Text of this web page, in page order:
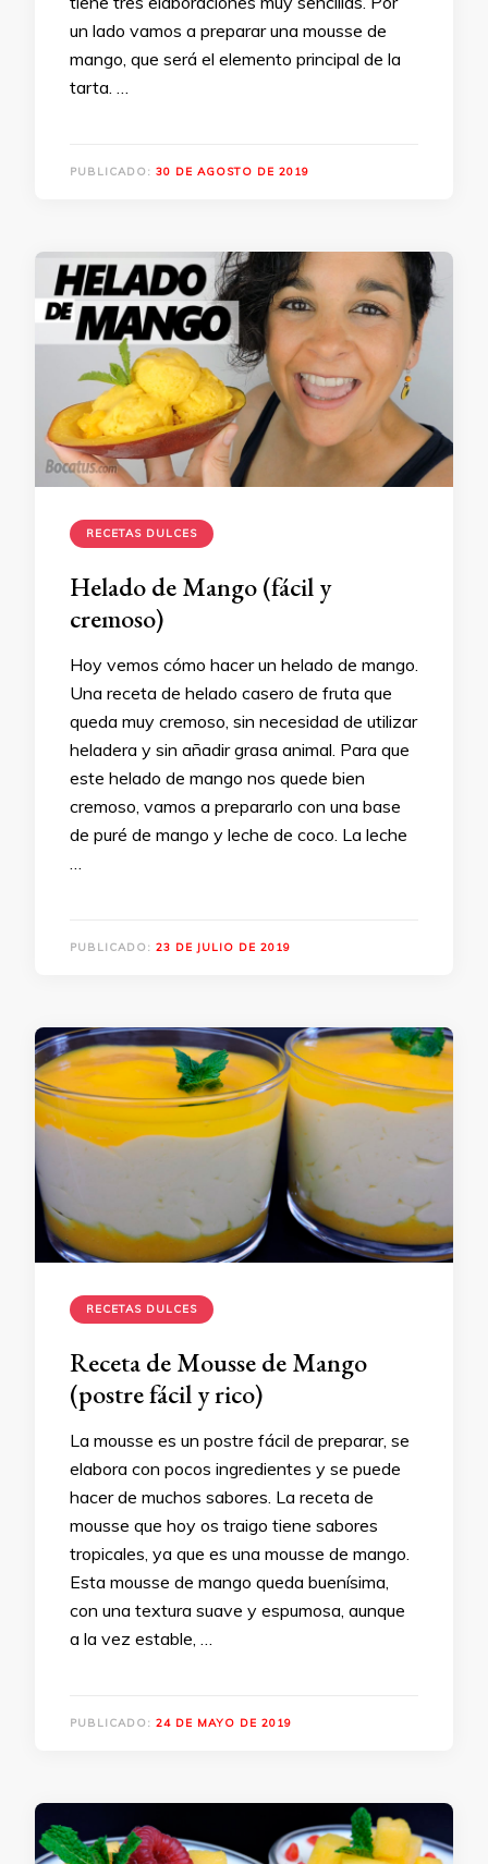
un lado vamos a preparar una mousse de
mango, que será el elemento principal de la
tarta. …
PUBLICADO: 30 DE AGOSTO DE 2019
RECETAS DULCES
Helado de Mango (fácil y
cremoso)
Hoy vemos cómo hacer un helado de mango.
Una receta de helado casero de fruta que
queda muy cremoso, sin necesidad de utilizar
heladera y sin añadir grasa animal. Para que
este helado de mango nos quede bien
cremoso, vamos a prepararlo con una base
de puré de mango y leche de coco. La leche
…
PUBLICADO: 23 DE JULIO DE 2019
RECETAS DULCES
Receta de Mousse de Mango
(postre fácil y rico)
La mousse es un postre fácil de preparar, se
elabora con pocos ingredientes y se puede
hacer de muchos sabores. La receta de
mousse que hoy os traigo tiene sabores
tropicales, ya que es una mousse de mango.
Esta mousse de mango queda buenísima,
con una textura suave y espumosa, aunque
a la vez estable, …
PUBLICADO: 24 DE MAYO DE 2019